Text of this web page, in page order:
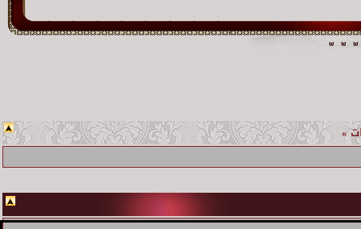
»